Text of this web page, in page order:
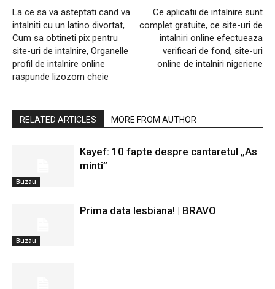
La ce sa va asteptati cand va
intalniti cu un latino divortat,
Cum sa obtineti pix pentru
site-uri de intalnire, Organelle
profil de intalnire online
raspunde lizozom cheie
Ce aplicatii de intalnire sunt
complet gratuite, ce site-uri de
intalniri online efectueaza
verificari de fond, site-uri
online de intalniri nigeriene
RELATED ARTICLES MORE FROM AUTHOR
Buzau
Kayef: 10 fapte despre cantaretul „As
minti”
Buzau
Prima data lesbiana! | BRAVO